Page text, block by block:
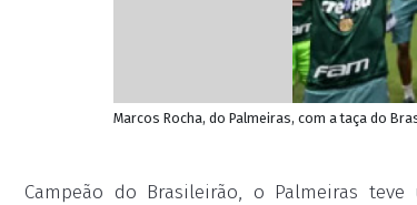
Marcos Rocha, do Palmeiras, com a taça do
Campeão do Brasileirão, o Palmeiras